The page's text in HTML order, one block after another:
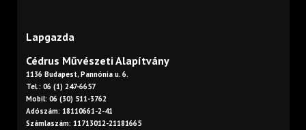
Lapgazda
Cédrus Művészeti Alapítvány
1136 Budapest, Pannónia u. 6.
Tel.: 06 (1) 247-6657
Mobil: 06 (30) 511-3762
Adószám: 18110661-2-41
Számlaszám: 11713012-21181665